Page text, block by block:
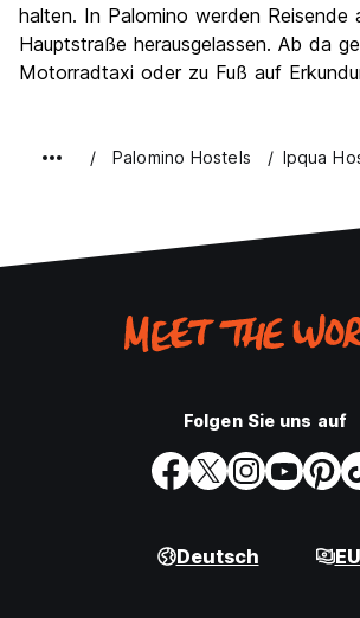
halten. In Palomino werden Reisende
Hauptstraße herausgelassen. Ab da
Motorradtaxi oder zu Fuß auf
Palomino Hostels Ipqua
Folgen Sie uns auf
Deutsch